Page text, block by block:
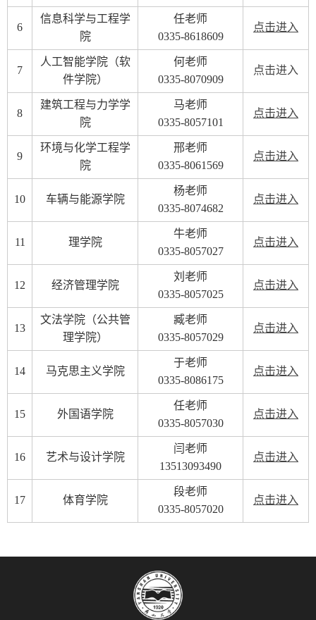
6
信息科学与工程学
院
任老师
0335-8618609
点击进入
7
人工智能学院（软
件学院）
何老师
0335-8070909
点击进入
8
建筑工程与力学学
院
马老师
0335-8057101
点击进入
9
环境与化学工程学
院
邢老师
0335-8061569
点击进入
10 车辆与能源学院
杨老师
0335-8074682
点击进入
11 理学院
牛老师
0335-8057027
点击进入
12 经济管理学院
刘老师
0335-8057025
点击进入
13
文法学院（公共管
理学院）
臧老师
0335-8057029
点击进入
14 马克思主义学院
于老师
0335-8086175
点击进入
15 外国语学院
任老师
0335-8057030
点击进入
16 艺术与设计学院
闫老师
13513093490
点击进入
17 体育学院
段老师
0335-8057020
点击进入